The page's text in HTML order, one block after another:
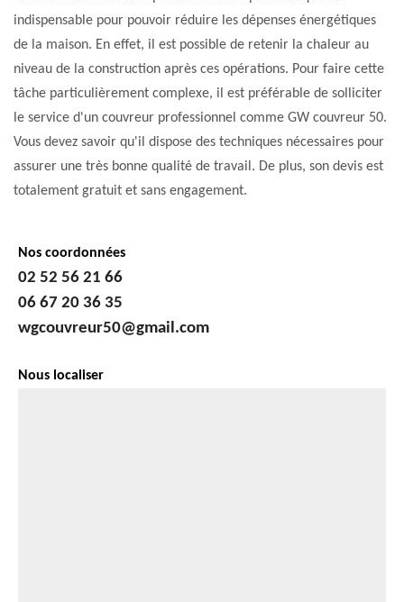
indispensable pour pouvoir réduire les dépenses énergétiques
de la maison. En effet, il est possible de retenir la chaleur au
niveau de la construction après ces opérations. Pour faire cette
tâche particulièrement complexe, il est préférable de solliciter
le service d'un couvreur professionnel comme GW couvreur 50.
Vous devez savoir qu'il dispose des techniques nécessaires pour
assurer une très bonne qualité de travail. De plus, son devis est
totalement gratuit et sans engagement.
Nos coordonnées
02 52 56 21 66
06 67 20 36 35
wgcouvreur50@gmail.com
Nous localiser